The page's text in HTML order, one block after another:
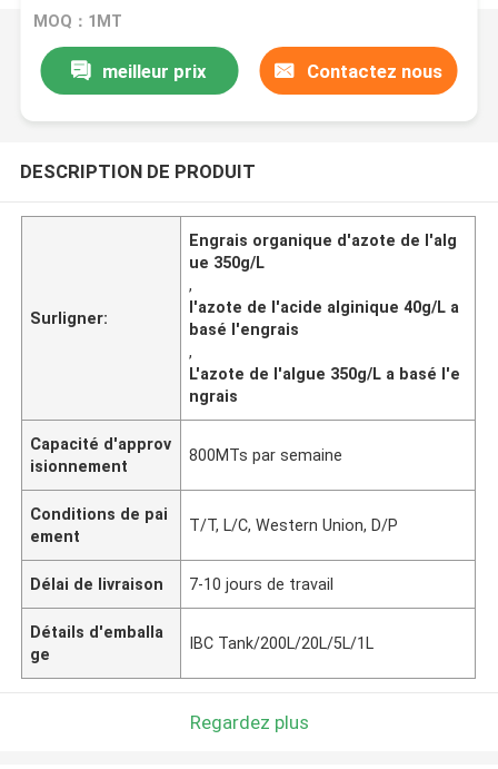
MOQ：1MT
meilleur prix Contactez nous
DESCRIPTION DE PRODUIT
Surligner:
Engrais organique d'azote de l'alg
ue 350g/L
,
l'azote de l'acide alginique 40g/L a
basé l'engrais
,
L'azote de l'algue 350g/L a basé l'e
ngrais
Capacité d'approv
isionnement
800MTs par semaine
Conditions de pai
ement
T/T, L/C, Western Union, D/P
Délai de livraison 7-10 jours de travail
Détails d'emballa
ge
IBC Tank/200L/20L/5L/1L
Regardez plus